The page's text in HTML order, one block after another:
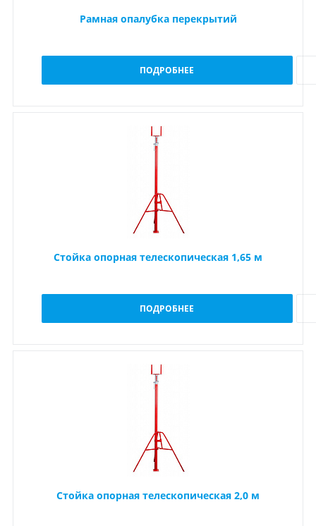
Рамная опалубка перекрытий
ПОДРОБНЕЕ
Стойка опорная телескопическая 1,65 м
ПОДРОБНЕЕ
Стойка опорная телескопическая 2,0 м